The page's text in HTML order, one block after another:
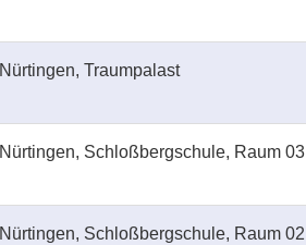
Nürtingen, Traumpalast
Nürtingen, Schloßbergschule, Raum 03
Nürtingen, Schloßbergschule, Raum 02